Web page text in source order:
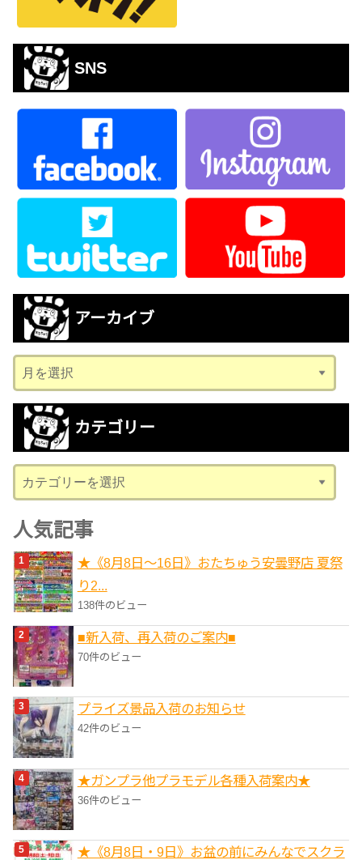
SNS
アーカイブ
ー
カ
ブ
カテゴリー
テ
ゴ
リ
ー
人気記事
★《8月8日～16日》おたちゅう安曇野店 夏祭
り2...
138件のビュー
■新入荷、再入荷のご案内■
70件のビュー
プライズ景品入荷のお知らせ
42件のビュー
★ガンプラ他プラモデル各種入荷案内★
36件のビュー
★《8月8日・9日》お盆の前にみんなでスクラ